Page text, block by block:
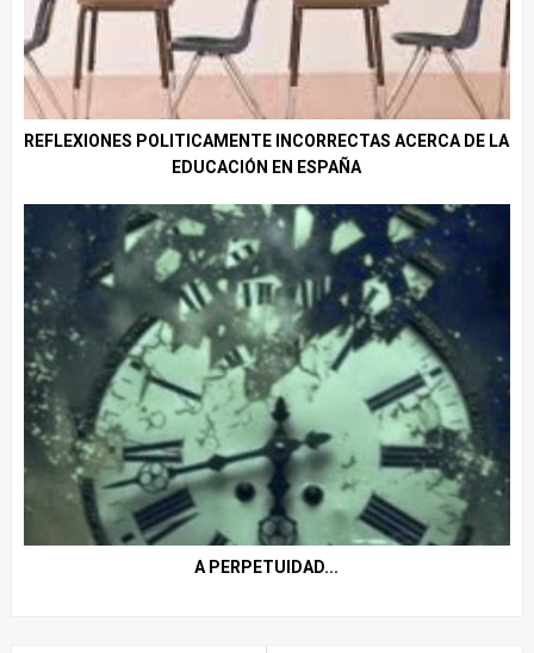
REFLEXIONES POLITICAMENTE INCORRECTAS ACERCA DE LA
EDUCACIÓN EN ESPAÑA
A PERPETUIDAD...